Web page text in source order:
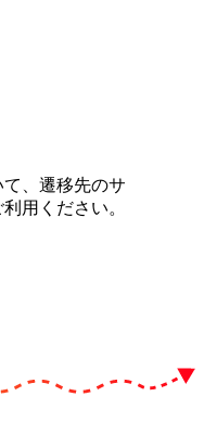
、遷移先のサ
用ください。